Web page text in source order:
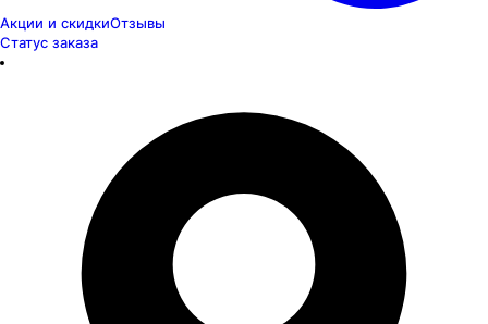
Акции и скидкиОтзывы
Статус заказа